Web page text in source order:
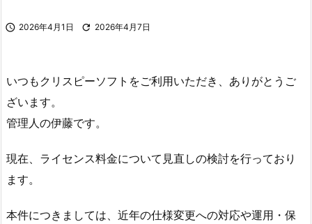
 2026年4月1日  2026年4月7日
いつもクリスピーソフトをご利用いただき、ありがとうご
ざいます。
管理人の伊藤です。
現在、ライセンス料金について見直しの検討を行っており
ます。
本件につきましては、近年の仕様変更への対応や運用・保